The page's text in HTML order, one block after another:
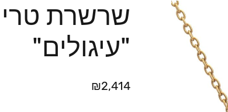
שרשרת
"עיגולים"
₪2,414